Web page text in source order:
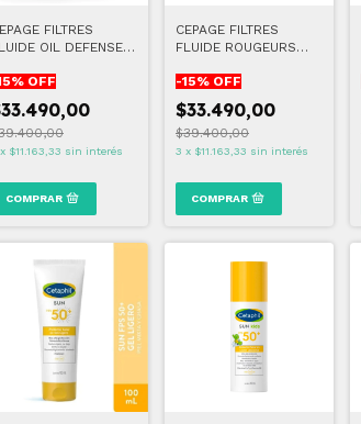
FILTRES
OIL DEFENSE
% OFF
x $11.163,33 sin interés
CEPAGE FILTRES
FLUIDE ROUGEURS
-15% OFF
$33.490,00
$39.400,00
3 x $11.163,33 sin interés